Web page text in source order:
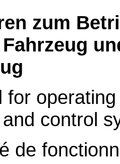
zum
for
control
de